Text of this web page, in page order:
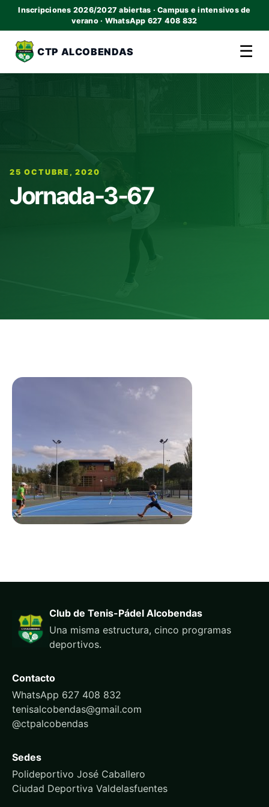
Inscripciones 2026/2027 abiertas · Campus e intensivos de
verano · WhatsApp 627 408 832
CTP ALCOBENDAS ☰
25 OCTUBRE, 2020
Jornada-3-67
Club de Tenis-Pádel Alcobendas
Una misma estructura, cinco programas
deportivos.
Contacto
WhatsApp 627 408 832
tenisalcobendas@gmail.com
@ctpalcobendas
Sedes
Polideportivo José Caballero
Ciudad Deportiva Valdelasfuentes